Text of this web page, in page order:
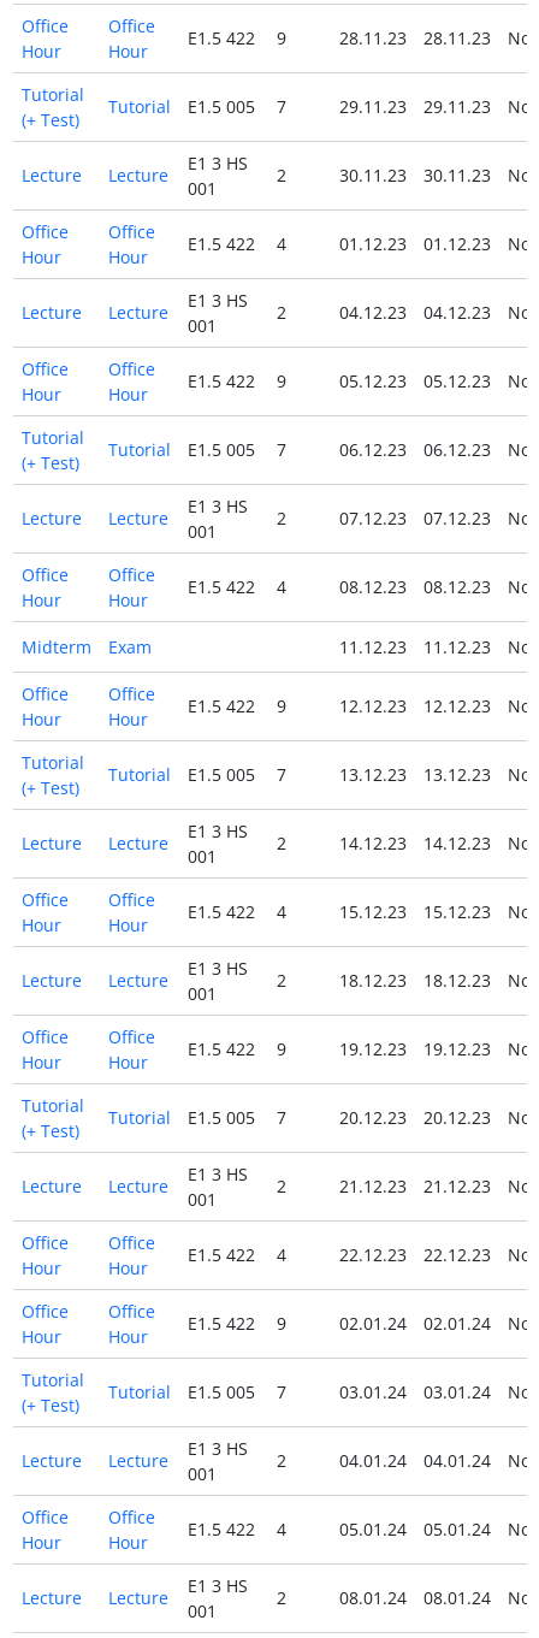
Office
Hour
Office
Hour
E1.5 422 9 28.11.23 28.11.23 No
Tutorial
(+ Test)
Tutorial E1.5 005 7 29.11.23 29.11.23 No
Lecture Lecture
E1 3 HS
001
2 30.11.23 30.11.23 No
Office
Hour
Office
Hour
E1.5 422 4 01.12.23 01.12.23 No
Lecture Lecture
E1 3 HS
001
2 04.12.23 04.12.23 No
Office
Hour
Office
Hour
E1.5 422 9 05.12.23 05.12.23 No
Tutorial
(+ Test)
Tutorial E1.5 005 7 06.12.23 06.12.23 No
Lecture Lecture
E1 3 HS
001
2 07.12.23 07.12.23 No
Office
Hour
Office
Hour
E1.5 422 4 08.12.23 08.12.23 No
Midterm Exam 11.12.23 11.12.23 No
Office
Hour
Office
Hour
E1.5 422 9 12.12.23 12.12.23 No
Tutorial
(+ Test)
Tutorial E1.5 005 7 13.12.23 13.12.23 No
Lecture Lecture
E1 3 HS
001
2 14.12.23 14.12.23 No
Office
Hour
Office
Hour
E1.5 422 4 15.12.23 15.12.23 No
Lecture Lecture
E1 3 HS
001
2 18.12.23 18.12.23 No
Office
Hour
Office
Hour
E1.5 422 9 19.12.23 19.12.23 No
Tutorial
(+ Test)
Tutorial E1.5 005 7 20.12.23 20.12.23 No
Lecture Lecture
E1 3 HS
001
2 21.12.23 21.12.23 No
Office
Hour
Office
Hour
E1.5 422 4 22.12.23 22.12.23 No
Office
Hour
Office
Hour
E1.5 422 9 02.01.24 02.01.24 No
Tutorial
(+ Test)
Tutorial E1.5 005 7 03.01.24 03.01.24 No
Lecture Lecture
E1 3 HS
001
2 04.01.24 04.01.24 No
Office
Hour
Office
Hour
E1.5 422 4 05.01.24 05.01.24 No
Lecture Lecture
E1 3 HS
001
2 08.01.24 08.01.24 No